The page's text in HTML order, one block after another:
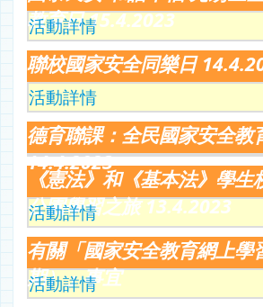
教育日 15.4.2023
活動詳情
聯校國家安全同樂日
活動詳情
德育聯課：全民國家安全教
14.4.2023
《憲法》和《基本法》學
公園學習之旅 13.4.2023
活動詳情
有關「國家安全教育網上學
期）」事宜
活動詳情